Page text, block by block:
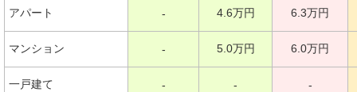
アパート - 4.6万円 6.3万円
マンション - 5.0万円 6.0万円
一戸建て - - -